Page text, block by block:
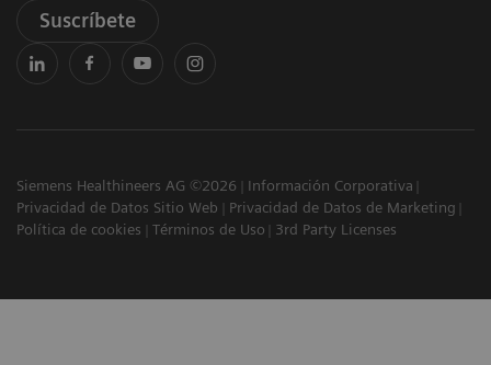
Suscríbete
Siemens Healthineers AG ©2026
Información Corporativa
Privacidad de Datos Sitio Web
Privacidad de Datos de Marketing
Política de cookies
Términos de Uso 3rd Party Licenses